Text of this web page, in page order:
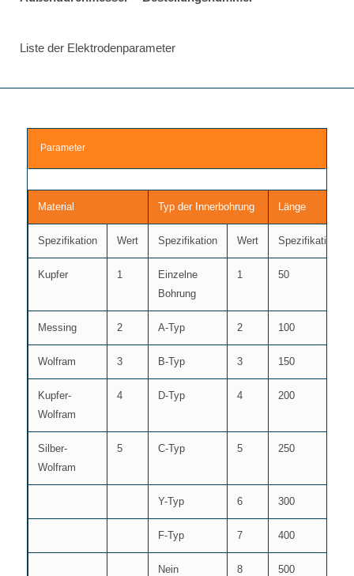
Liste der Elektrodenparameter
Parameter
Material Typ der Innerbohrung Länge
Spezifikation Wert Spezifikation Wert Spezifikation
Kupfer 1
Einzelne
Bohrung
1 50
Messing 2 A-Typ 2 100
Wolfram 3 B-Typ 3 150
Kupfer-
Wolfram
4 D-Typ 4 200
Silber-
Wolfram
5 C-Typ 5 250
Y-Typ 6 300
F-Typ 7 400
Nein 8 500